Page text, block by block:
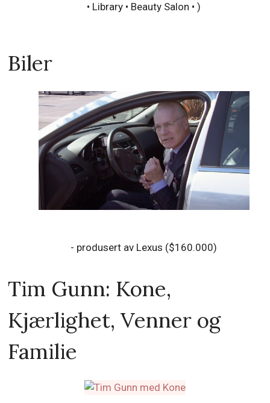
• Library • Beauty Salon • )
Biler
- produsert av Lexus ($160.000)
Tim Gunn: Kone,
Kjærlighet, Venner og
Familie